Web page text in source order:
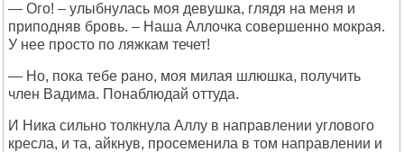
— Ого! – улыбнулась моя девушка, глядя на меня и
приподняв бровь. – Наша Аллочка совершенно мокрая.
У нее просто по ляжкам течет!
— Но, пока тебе рано, моя милая шлюшка, получить
член Вадима. Понаблюдай оттуда.
И Ника сильно толкнула Аллу в направлении углового
кресла, и та, айкнув, просеменила в том направлении и